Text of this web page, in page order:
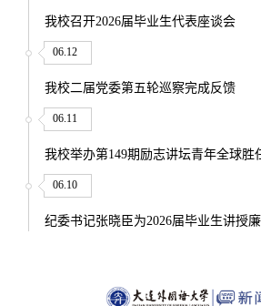
我校召开2026届毕业生代表座谈会
06.12
我校二届党委第五轮巡察完成反馈
06.11
我校举办第149期励志讲坛青年全球胜
06.10
纪委书记张晓臣为2026届毕业生讲授